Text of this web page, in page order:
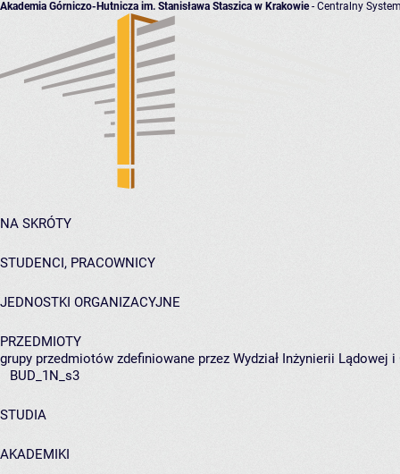
Akademia Górniczo-Hutnicza im. Stanisława Staszica w Krakowie- Centralny
NA SKRÓTY
STUDENCI, PRACOWNICY
JEDNOSTKI ORGANIZACYJNE
PRZEDMIOTY
grupy przedmiotów zdefiniowane przez Wydział Inżynierii Lądowej
BUD_1N_s3
STUDIA
AKADEMIKI